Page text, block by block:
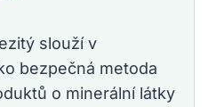
slouží v
bezpečná metoda
o minerální látky